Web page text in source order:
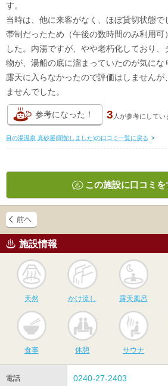
す。
当時は、他に来客がなく、ほぼ貸切状態で
帯制だったため（午後の数時間のみ利用
した。内湯ですが、やや老朽化しており、
物が、湯船の底に溜まっていたのが気にな
露天に入らなかったので評価はしません
ませんでした。
参考になった！ 3 人が参考にしてい
目の湯温泉 真砂屋(閉館しました)の口コミ一覧に戻る >
この施設に口コミを
施設情報
天然
かけ流し
かけ流し
露
露天風呂
食事 休憩
サ
サウナ
電話 0240-27-2403